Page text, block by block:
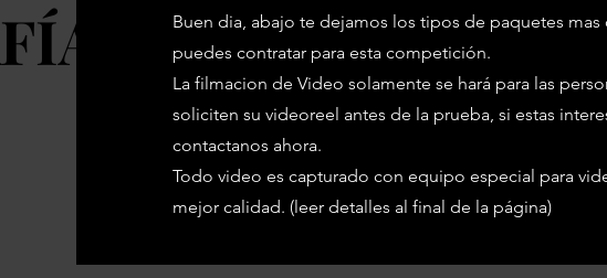
Buen dia, abajo te dejamos los tipos de paquetes mas
puedes contratar para esta competición.
La filmacion de Video solamente se hará para las
soliciten su videoreel antes de la prueba, si estas
contactanos ahora.
Todo video es capturado con equipo especial para
mejor calidad. (leer detalles al final de la página)